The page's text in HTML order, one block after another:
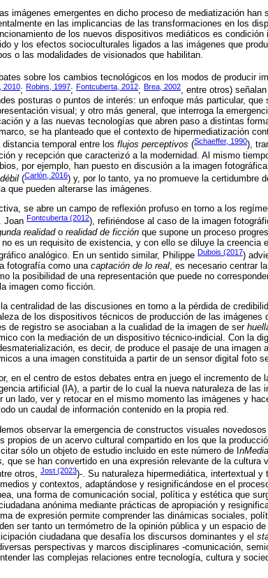
imágenes emergentes en dicho proceso de mediatización han
en las implicancias de las transformaciones en los
de los nuevos dispositivos mediáticos es condición
y los efectos socioculturales ligados a las imágenes que
o las modalidades de visionados que habilitan.
sobre los cambios tecnológicos en los modos de producir
2010; Robins, 1997; Fontcuberta, 2012; Brea, 2002, entre otros)
posturas o puntos de interés: un enfoque más particular,
visual; y otro más general, que interroga la
y a las nuevas tecnologías que abren paso a distintas
se ha planteado que el contexto de hipermediatización
temporal entre los flujos perceptivos (Schaeffer, 1990),
y recepción que caracterizó a la modernidad. Al mismo
por ejemplo, han puesto en discusión a la imagen
(Carlón, 2016) y, por lo tanto, ya no promueve la certidumbre
que pueden alterarse las imágenes.
se abre un campo de reflexión profuso en torno a los
Joan Fontcuberta (2012), refiriéndose al caso de la imagen
realidado realidad de ficción que supone un proceso
es un requisito de existencia, y con ello se diluye la creencia
analógico. En un sentido similar, Philippe Dubois (2017)
fotografía como unacaptación de lo real, es necesario centrar
la posibilidad de una representación que puede no
imagen como ficción.
centralidad de las discusiones en torno a la pérdida de
de los dispositivos técnicos de producción de las imágenes
de registro se asociaban a la cualidad de la imagen de ser
con la mediación de un dispositivo técnico-indicial. Con la
es decir, de produce el pasaje de una imagen
a una imagen constituida a partir de un sensor digital foto
en el centro de estos debates entra en juego el incremento
artificial (IA), a partir de lo cual la nueva naturaleza de las
un lado, ver y retocar en el mismo momento las imágenes y
un caudal de información contenido en la propia red.
observar la emergencia de constructos visuales
propios de un acervo cultural compartido en los que la
sólo un objeto de estudio incluido en este número de I
que se han convertido en una expresión relevante de la cultura
otros, Jost (2023)-. Su naturaleza hipermediática, intertextual
y contextos, adaptándose y resignificándose en el
una forma de comunicación social, política y estética que
anónima mediante prácticas de apropiación y
de expresión permite comprender las dinámicas sociales,
ser tanto un termómetro de la opinión pública y un espacio
ciudadana que desafía los discursos dominantes y el
perspectivas y marcos disciplinares -comunicación,
las complejas relaciones entre tecnología, cultura y